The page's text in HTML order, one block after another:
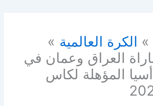
الكرة العالمية
العراق وعمان في
المؤهلة لكاس